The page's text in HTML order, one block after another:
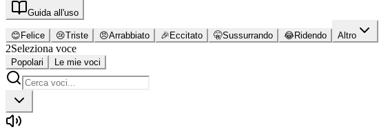
Guida all'uso
😊 Felice 😢Triste 😠Arrabbiato 🎉 Eccitato 🤫Sussurrando 😂Ridendo Altro
2Seleziona voce
Popolari Le mie voci